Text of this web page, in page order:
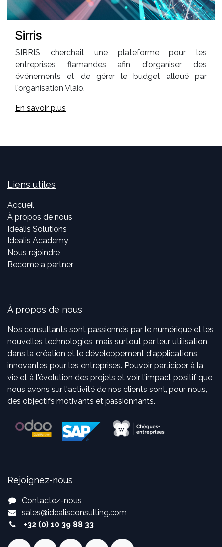
Sirris
SIRRIS cherchait une plateforme pour les
entreprises flamandes afin d'organiser des
événements et de gérer le budget alloué par
l'organisation Vlaio.
En savoir plus
Liens utiles
Accueil
À propos de nous
Idealis Solutions
Idealis Academy
Nous rejoindre
Become a partner
À propos de nous
Nos consultants sont passionnés par le numérique et les
nouvelles technologies, mais surtout par leur utilisation
dans la création et le développement d'applications
innovantes pour les entreprises. Pouvoir participer à la
vie et à l'évolution des projets et voir l'impact positif que
nous avons sur l'activité de nos clients sont, pour nous,
des objectifs motivants et passionnants.
Rejoignez-nous
Contactez-nous
sales@idealisconsulting.com
+32 (0) 10 39 88 33